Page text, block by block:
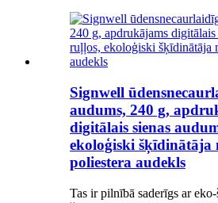
Signwell
audums, 240 g,
digitālais sienas
ekoloģiski šķīdinātāja
poliestera audekls
Tas ir pilnībā saderīgs ar